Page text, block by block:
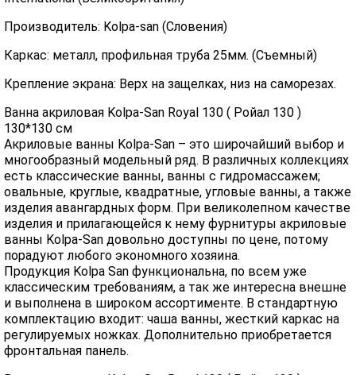
Производитель: Kolpa-san (Словения)
Каркас: металл, профильная труба 25мм. (Съемный)
Крепление экрана: Верх на защелках, низ на саморезах.
Ванна акриловая Kolpa-San Royal 130 ( Ройал 130 )
130*130 см
Акриловые ванны Kolpa-San – это широчайший выбор и
многообразный модельный ряд. В различных коллекциях
есть классические ванны, ванны с гидромассажем;
овальные, круглые, квадратные, угловые ванны, а также
изделия авангардных форм. При великолепном качестве
изделия и прилагающейся к нему фурнитуры акриловые
ванны Kolpa-San довольно доступны по цене, потому
порадуют любого экономного хозяина.
Продукция Kolpa San функциональна, по всем уже
классическим требованиям, а так же интересна внешне
и выполнена в широком ассортименте. В стандартную
комплектацию входит: чаша ванны, жесткий каркас на
регулируемых ножках. Дополнительно приобретается
фронтальная панель.